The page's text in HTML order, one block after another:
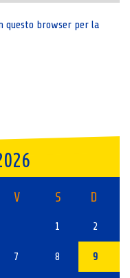
questo browser per la
V S D
1 2
7 8 9